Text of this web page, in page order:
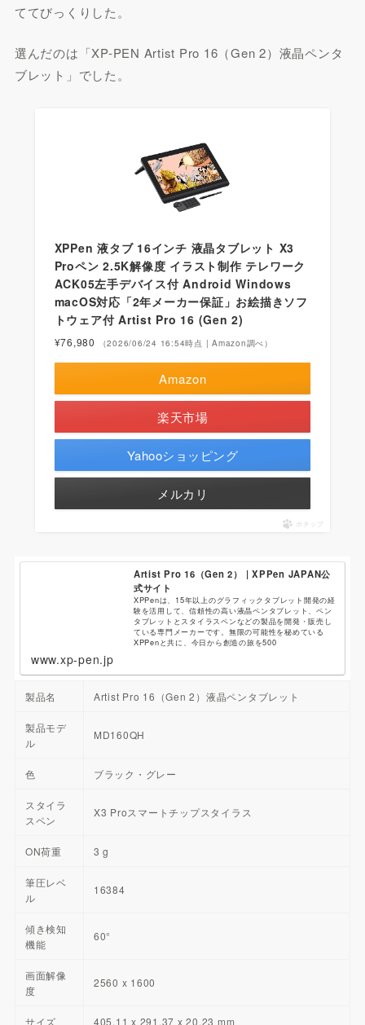
ててびっくりした。
選んだのは「XP-PEN Artist Pro 16（Gen 2）液晶ペンタ
ブレット」でした。
XPPen 液タブ 16インチ 液晶タブレット X3
Proペン 2.5K解像度 イラスト制作 テレワーク
ACK05左手デバイス付 Android Windows
macOS対応「2年メーカー保証」お絵描きソフ
トウェア付 Artist Pro 16 (Gen 2)
¥76,980 （2026/06/24 16:54時点 | Amazon調べ）
Amazon
楽天市場
Yahooショッピング
メルカリ
ポチップ
Artist Pro 16（Gen 2） | XPPen JAPAN公
式サイト
XPPenは、15年以上のグラフィックタブレット開発の経
験を活用して、信頼性の高い液晶ペンタブレット、ペン
タブレットとスタイラスペンなどの製品を開発・販売し
ている専門メーカーです。無限の可能性を秘めている
XPPenと共に、今日から創造の旅を500
www.xp-pen.jp
製品名 Artist Pro 16（Gen 2）液晶ペンタブレット
製品モデ
ル
MD160QH
色 ブラック・グレー
スタイラ
スペン
X3 Proスマートチップスタイラス
ON荷重 3 g
筆圧レベ
ル
16384
傾き検知
機能
60°
画面解像
度
2560 x 1600
サイズ 405.11 x 291.37 x 20.23 mm